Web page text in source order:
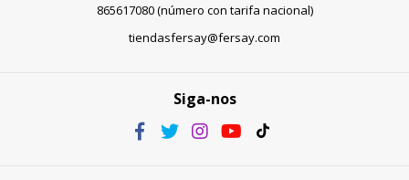
865617080 (número con tarifa nacional)
tiendasfersay@fersay.com
Siga-nos